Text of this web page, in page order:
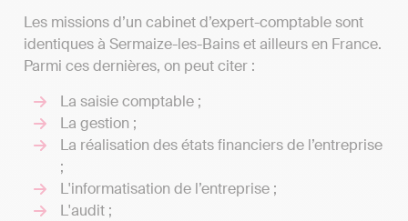
Les missions d’un cabinet d’expert-comptable sont
identiques à Sermaize-les-Bains et ailleurs en France.
Parmi ces dernières, on peut citer :
La saisie comptable ;
La gestion ;
La réalisation des états financiers de l’entreprise
;
L'informatisation de l’entreprise ;
L'audit ;